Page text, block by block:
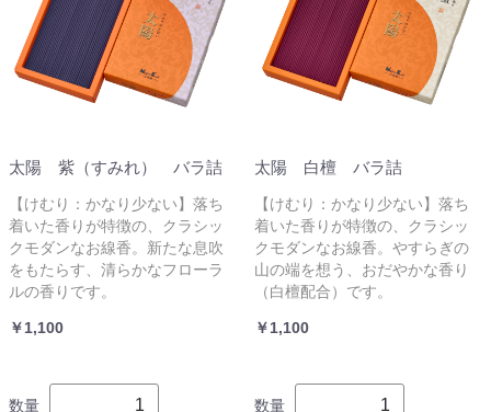
太陽 紫（すみれ） バラ詰
【けむり：かなり少ない】落ち
着いた香りが特徴の、クラシッ
クモダンなお線香。新たな息吹
をもたらす、清らかなフローラ
ルの香りです。
￥1,100
数量
太陽 白檀 バラ詰
【けむり：かなり少ない】落ち
着いた香りが特徴の、クラシッ
クモダンなお線香。やすらぎの
山の端を想う、おだやかな香り
（白檀配合）です。
￥1,100
数量